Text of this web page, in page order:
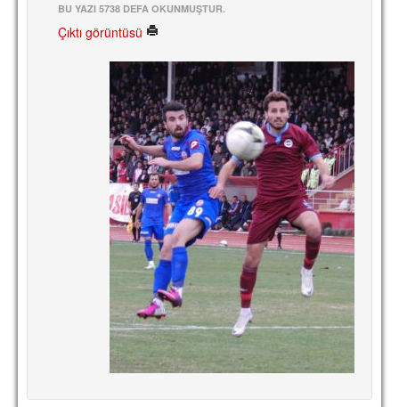
BU YAZI 5738 DEFA OKUNMUŞTUR.
Çıktı görüntüsü